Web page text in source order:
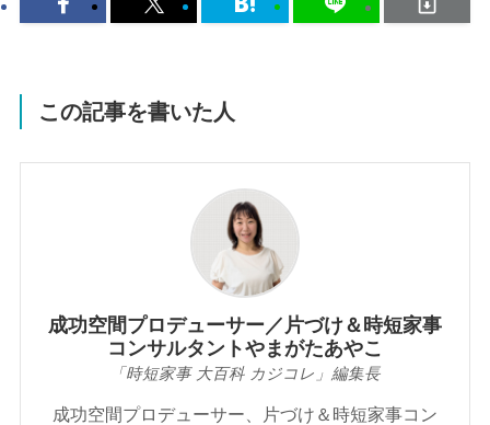
この記事を書いた人
成功空間プロデューサー／片づけ＆時短家事
コンサルタントやまがたあやこ
「時短家事 大百科 カジコレ」編集長
成功空間プロデューサー、片づけ＆時短家事コン